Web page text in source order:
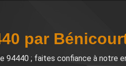
par
94440 ; faites confiance à notre